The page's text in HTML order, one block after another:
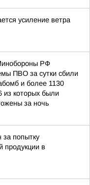
усиление ветра
РФ
ПВО за сутки сбили
и более 1130
из которых были
за ночь
попытку
продукции в